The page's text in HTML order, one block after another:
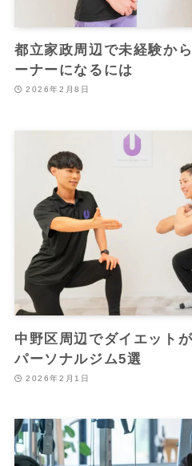
都立家政周辺で未経験か
ーナーになるには
2026年2月8日
中野区周辺でダイエット
パーソナルジム5選
2026年2月1日